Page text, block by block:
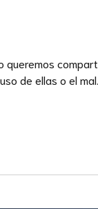
queremos
de ellas o el